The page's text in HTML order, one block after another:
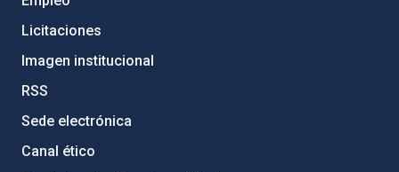
Licitaciones
Imagen institucional
RSS
Sede electrónica
Canal ético